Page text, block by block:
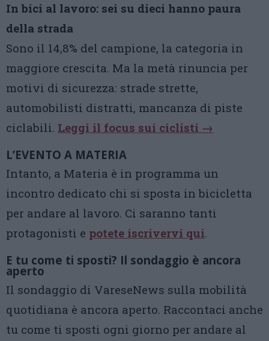
In bici al lavoro: sei su dieci hanno paura
della strada
Sono il 14,8% del campione, la categoria in
maggiore crescita. Ma la metà rinuncia per
motivi di sicurezza: strade strette,
automobilisti distratti, mancanza di piste
ciclabili. Leggi il focus sui ciclisti →
L’EVENTO A MATERIA
Intanto, a Materia è in programma un
incontro dedicato chi si sposta in bicicletta
per andare al lavoro. Ci saranno tanti
protagonisti e potete iscrivervi qui.
E tu come ti sposti? Il sondaggio è ancora
aperto
Il sondaggio di VareseNews sulla mobilità
quotidiana è ancora aperto. Raccontaci anche
tu come ti sposti ogni giorno per andare al